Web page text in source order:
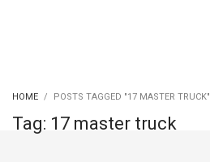
HOME POSTS TAGGED "17 MASTER TRUCK"
Tag: 17 master truck